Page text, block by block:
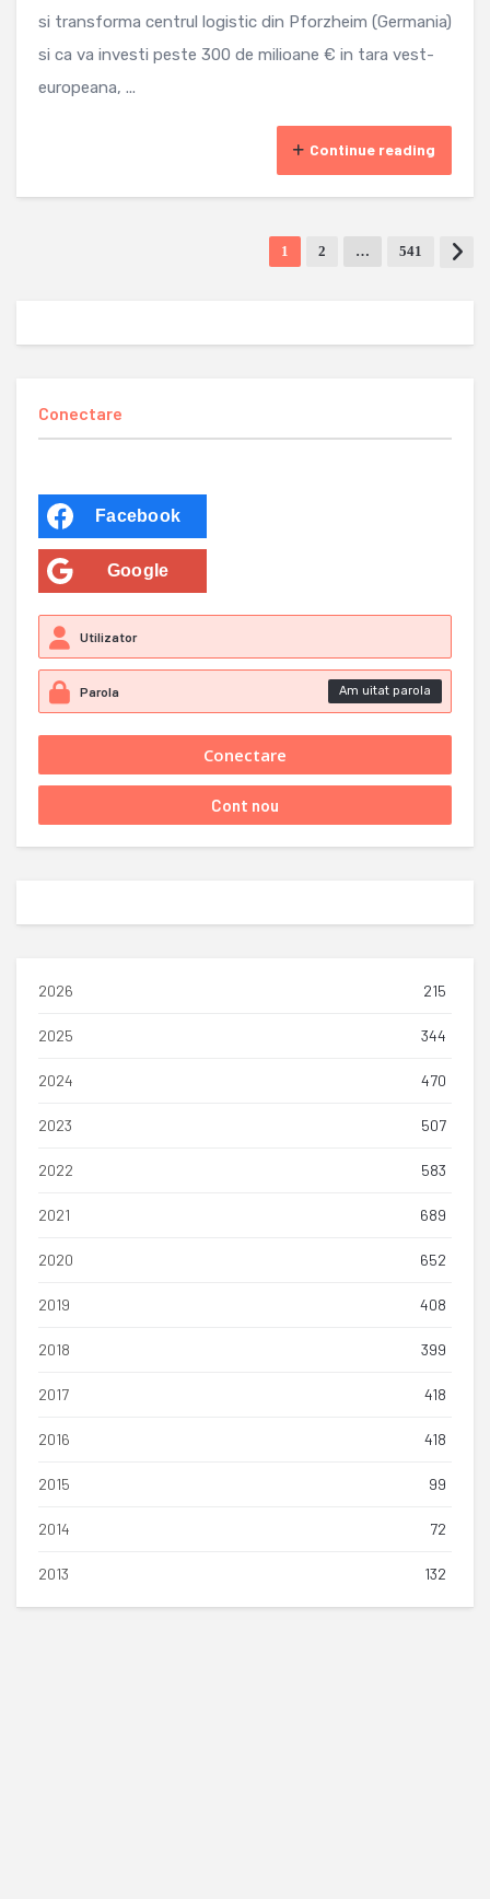
si transforma centrul logistic din Pforzheim (Germania)
si ca va investi peste 300 de milioane € in tara vest-
europeana, ...
Continue reading
1 2 … 541
Conectare
Facebook
Google
Am uitat parola
2026 215
2025 344
2024 470
2023 507
2022 583
2021 689
2020 652
2019 408
2018 399
2017 418
2016 418
2015 99
2014 72
2013 132